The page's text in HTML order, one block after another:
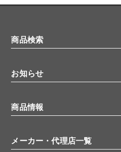
商品検索
タンパク質検索
ELISA/ELISpot検索
品番検索
お知らせ
無料サンプル
ウェビナー （オンラインセミナー）
商品情報
抗体
メーカー・代理店一覧